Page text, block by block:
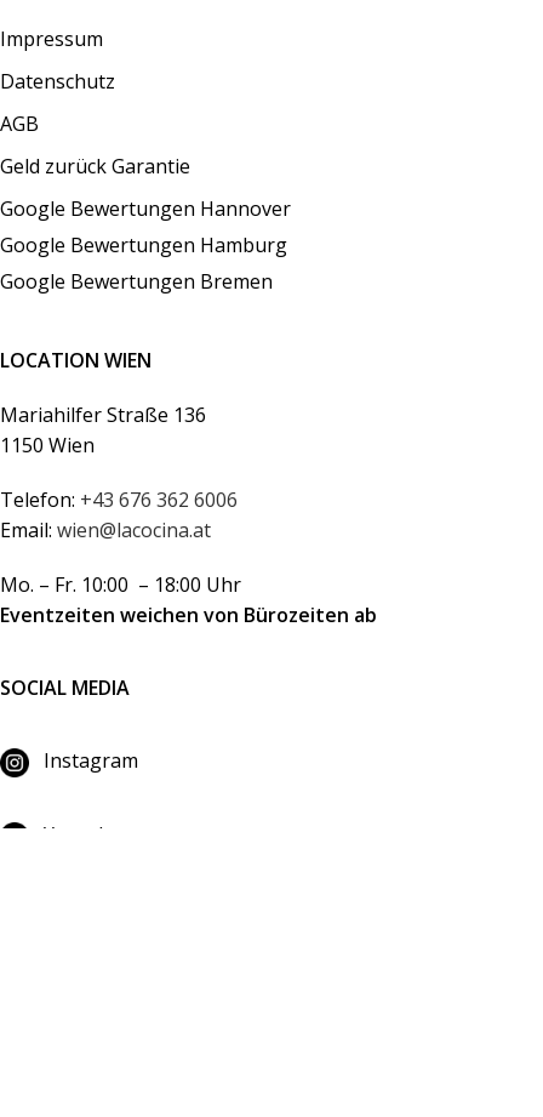
Impressum
Datenschutz
AGB
Geld zurück Garantie
Google Bewertungen Hannover
Google Bewertungen Hamburg
Google Bewertungen Bremen
LOCATION WIEN
Mariahilfer Straße 136
1150 Wien
Telefon: +43 676 362 6006
Email: wien@lacocina.at
Mo. – Fr. 10:00 – 18:00 Uhr
Eventzeiten weichen von Bürozeiten ab
SOCIAL MEDIA
Instagram
Youtube